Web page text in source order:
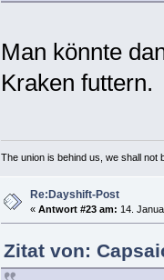
Man könnte
Kraken futtern.
The union is behind us, we shall not
Re:Dayshift-Post
« Antwort #23 am: 14.
Zitat von: